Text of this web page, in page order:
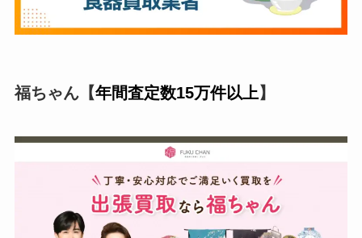
福ちゃん【年間査定数15万件以上】